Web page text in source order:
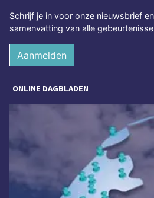
Schrijf je in voor onze nieuwsbrief
samenvatting van alle
Aanmelden
ONLINE DAGBLADEN